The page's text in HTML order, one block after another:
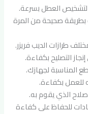
لتشخيص العطل بسرعة.
بطريقة صحيحة من المرة
طرازات الديب فريزر.
التصليح بكفاءة.
المناسبة لجهازك.
للعمل بكفاءة.
الذي يقوم به.
للحفاظ على كفاءة